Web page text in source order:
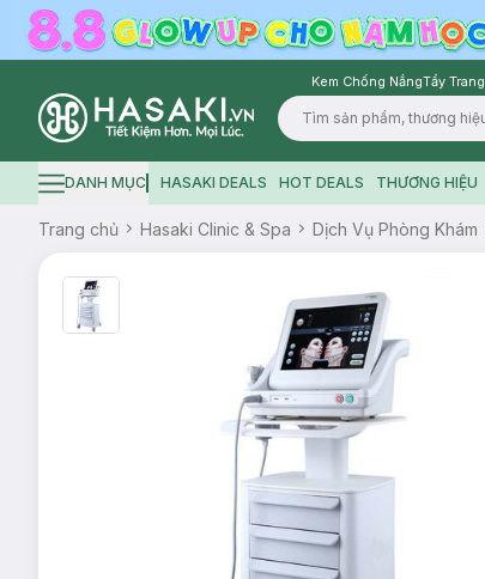
Kem Chống NắngTẩy Trang
Logo
Hamburger icon
DANH MỤC HASAKI DEALS HOT DEALS THƯƠNG HIỆU
Trang chủ Hasaki Clinic & Spa Dịch Vụ Phòng Khám